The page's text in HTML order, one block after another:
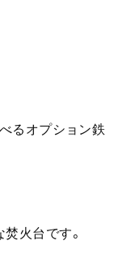
るオプション鉄
火台です。